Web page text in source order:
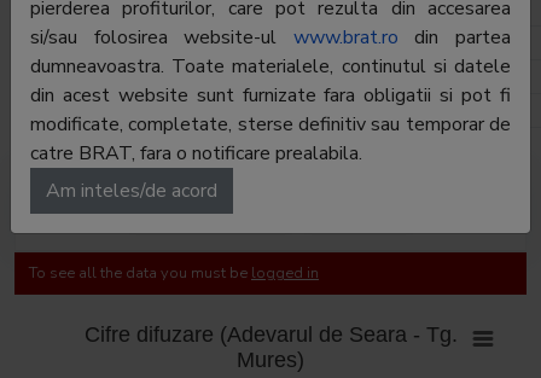
Departament Publicitate Print
Director:
Dana Butnaru
Telefon:
0372-130.100
Cifre de difuzare
To see all the data you must be logged in
Cifre difuzare (Adevarul de Seara - Tg.
Mures)
pierderea profiturilor, care pot rezulta din accesarea
si/sau folosirea website-ul www.brat.ro din partea
dumneavoastra. Toate materialele, continutul si datele
din acest website sunt furnizate fara obligatii si pot fi
modificate, completate, sterse definitiv sau temporar de
catre BRAT, fara o notificare prealabila.
Am inteles/de acord